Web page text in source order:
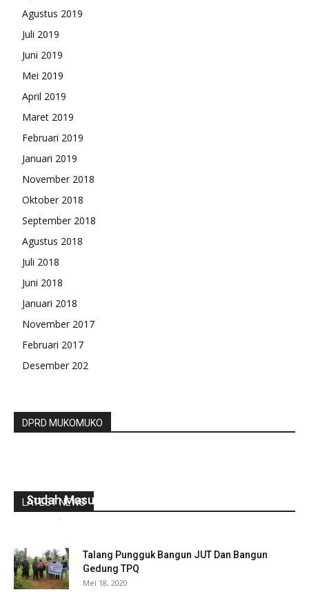
Agustus 2019
Juli 2019
Juni 2019
Mei 2019
April 2019
Maret 2019
Februari 2019
Januari 2019
November 2018
Oktober 2018
September 2018
Agustus 2018
Juli 2018
Juni 2018
Januari 2018
November 2017
Februari 2017
Desember 202
DPRD MUKOMUKO
LATEST NEWS
Sudah Masuk Tahap Ke Tiga Tahun 2021
-
Talang Pungguk Bangun JUT Dan Bangun
Gedung TPQ
Mei 18, 2020